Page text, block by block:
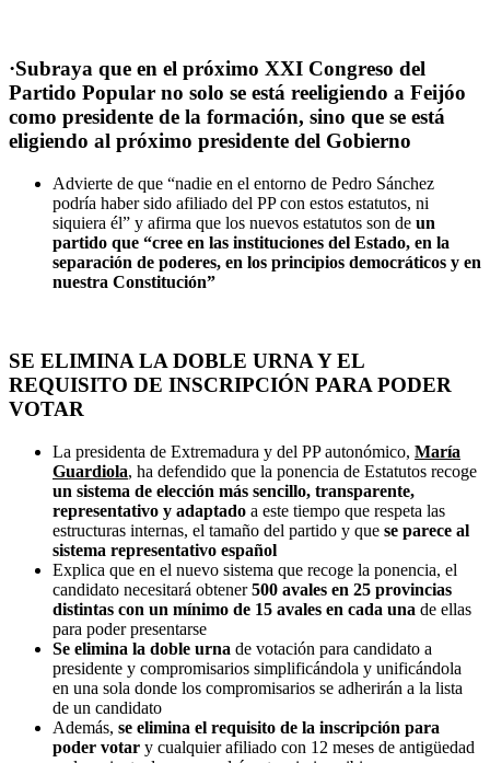
·Subraya que en el próximo XXI Congreso del
Partido Popular no solo se está reeligiendo a Feijóo
como presidente de la formación, sino que se está
eligiendo al próximo presidente del Gobierno
Advierte de que “nadie en el entorno de Pedro Sánchez
podría haber sido afiliado del PP con estos estatutos, ni
siquiera él” y afirma que los nuevos estatutos son de un
partido que “cree en las instituciones del Estado, en la
separación de poderes, en los principios democráticos y en
nuestra Constitución”
SE ELIMINA LA DOBLE URNA Y EL
REQUISITO DE INSCRIPCIÓN PARA PODER
VOTAR
La presidenta de Extremadura y del PP autonómico, María
Guardiola, ha defendido que la ponencia de Estatutos recoge
un sistema de elección más sencillo, transparente,
representativo y adaptado a este tiempo que respeta las
estructuras internas, el tamaño del partido y que se parece al
sistema representativo español
Explica que en el nuevo sistema que recoge la ponencia, el
candidato necesitará obtener500 avales en 25 provincias
distintas con un mínimo de 15 avales en cada una de ellas
para poder presentarse
Se elimina la doble urna de votación para candidato a
presidente y compromisarios simplificándola y unificándola
en una sola donde los compromisarios se adherirán a la lista
de un candidato
Además, se elimina el requisito de la inscripción para
poder votar y cualquier afiliado con 12 meses de antigüedad